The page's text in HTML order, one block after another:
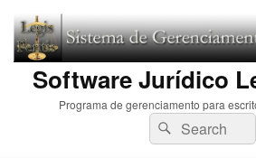
Software Jurídico
Programa de gerenciamento para
Search
for:
Pesquisar